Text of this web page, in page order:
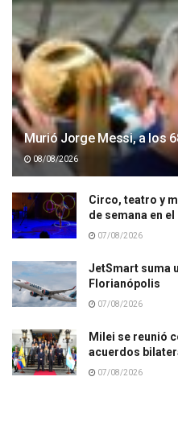
Murió Jorge Messi, a los
08/08/2026
Circo, teatro y
de semana en el
07/08/2026
JetSmart suma
Florianópolis
07/08/2026
Milei se reunió
acuerdos
07/08/2026